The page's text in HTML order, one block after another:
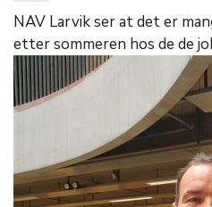
NAV Larvik ser at det er
etter sommeren hos de de